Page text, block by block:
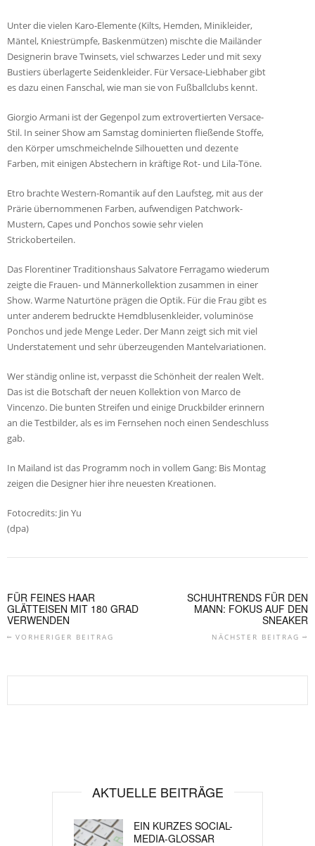
Unter die vielen Karo-Elemente (Kilts, Hemden, Minikleider,
Mäntel, Kniestrümpfe, Baskenmützen) mischte die Mailänder
Designerin brave Twinsets, viel schwarzes Leder und mit sexy
Bustiers überlagerte Seidenkleider. Für Versace-Liebhaber gibt
es dazu einen Fanschal, wie man sie von Fußballclubs kennt.
Giorgio Armani ist der Gegenpol zum extrovertierten Versace-
Stil. In seiner Show am Samstag dominierten fließende Stoffe,
den Körper umschmeichelnde Silhouetten und dezente
Farben, mit einigen Abstechern in kräftige Rot- und Lila-Töne.
Etro brachte Western-Romantik auf den Laufsteg, mit aus der
Prärie übernommenen Farben, aufwendigen Patchwork-
Mustern, Capes und Ponchos sowie sehr vielen
Strickoberteilen.
Das Florentiner Traditionshaus Salvatore Ferragamo wiederum
zeigte die Frauen- und Männerkollektion zusammen in einer
Show. Warme Naturtöne prägen die Optik. Für die Frau gibt es
unter anderem bedruckte Hemdblusenkleider, voluminöse
Ponchos und jede Menge Leder. Der Mann zeigt sich mit viel
Understatement und sehr überzeugenden Mantelvariationen.
Wer ständig online ist, verpasst die Schönheit der realen Welt.
Das ist die Botschaft der neuen Kollektion von Marco de
Vincenzo. Die bunten Streifen und einige Druckbilder erinnern
an die Testbilder, als es im Fernsehen noch einen Sendeschluss
gab.
In Mailand ist das Programm noch in vollem Gang: Bis Montag
zeigen die Designer hier ihre neuesten Kreationen.
Fotocredits: Jin Yu
(dpa)
FÜR FEINES HAAR
GLÄTTEISEN MIT 180 GRAD
VERWENDEN
VORHERIGER BEITRAG
SCHUHTRENDS FÜR DEN
MANN: FOKUS AUF DEN
SNEAKER
NÄCHSTER BEITRAG
AKTUELLE BEITRÄGE
EIN KURZES SOCIAL-
MEDIA-GLOSSAR